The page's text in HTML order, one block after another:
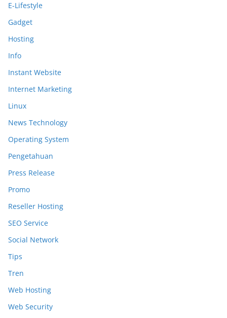
E-Lifestyle
Gadget
Hosting
Info
Instant Website
Internet Marketing
Linux
News Technology
Operating System
Pengetahuan
Press Release
Promo
Reseller Hosting
SEO Service
Social Network
Tips
Tren
Web Hosting
Web Security